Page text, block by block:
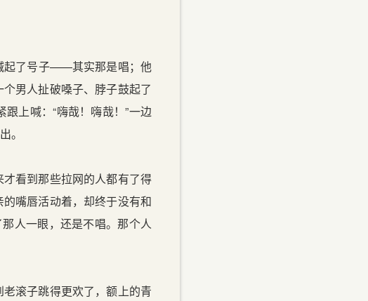
起了号子——其实那是唱；他
男人扯破嗓子、脖子鼓起了
上喊：“嗨哉！嗨哉！”一边
。
看到那些拉网的人都有了得
嘴唇活动着，却终于没有和
人一眼，还是不唱。那个人
滚子跳得更欢了，额上的青